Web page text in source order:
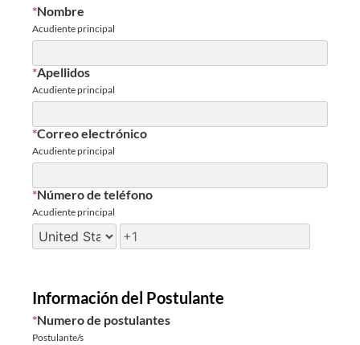
Nombre
*
Acudiente principal
Apellidos
*
Acudiente principal
Correo electrónico
*
Acudiente principal
Número de teléfono
*
Acudiente principal
Información del Postulante
Numero de postulantes
*
Postulante/s